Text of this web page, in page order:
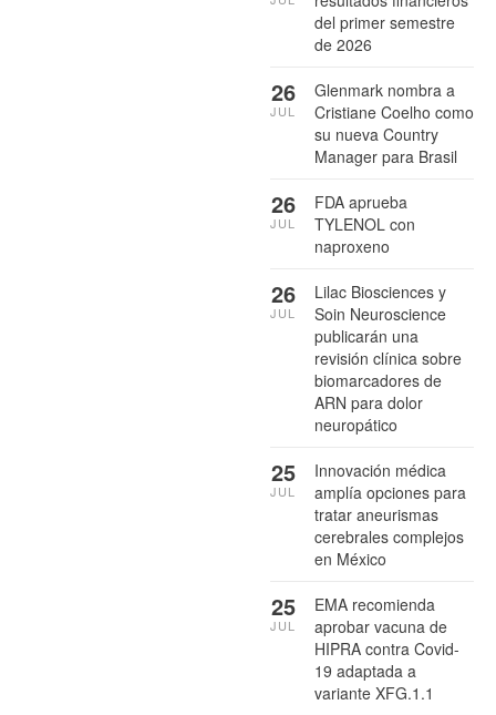
del primer semestre
de 2026
Glenmark nombra a
Cristiane Coelho como
su nueva Country
Manager para Brasil
26
JUL
FDA aprueba
TYLENOL con
naproxeno
26
JUL
Lilac Biosciences y
Soin Neuroscience
publicarán una
revisión clínica sobre
biomarcadores de
ARN para dolor
neuropático
26
JUL
Innovación médica
amplía opciones para
tratar aneurismas
cerebrales complejos
en México
25
JUL
EMA recomienda
aprobar vacuna de
HIPRA contra Covid-
19 adaptada a
variante XFG.1.1
25
JUL